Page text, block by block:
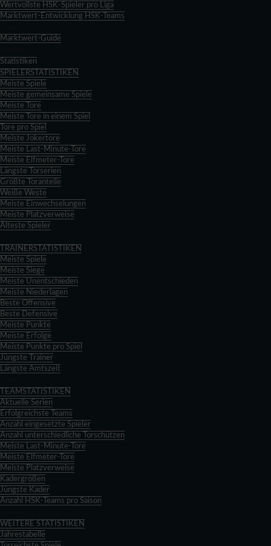
Wertvollste HSK-Spieler pro Liga
Marktwert-Entwicklung HSK-Teams
Marktwert-Guide
Statistiken
SPIELERSTATISTIKEN
Meiste Spiele
Meiste gemeinsame Spiele
Meiste Tore
Meiste Tore in einem Spiel
Tore pro Spiel
Meiste Jokertore
Meiste Last-Minute-Tore
Meiste Elfmeter-Tore
Längste Torserien
Größte Toranteile
Weiße Weste
Meiste Einwechselungen
Meiste Platzverweise
Älteste Spieler
TRAINERSTATISTIKEN
Meiste Spiele
Meiste Siege
Meiste Unentschieden
Meiste Niederlagen
Beste Offensive
Beste Defensive
Meiste Punkte
Meiste Erfolge
Meiste Punkte pro Spiel
Jüngste Trainer
Längste Amtszeit
TEAMSTATISTIKEN
Aktuelle Serien
Erfolgreichste Teams
Anzahl eingesetzte Spieler
Anzahl unterschiedliche Torschützen
Meiste Last-Minute-Tore
Meiste Elfmeter-Tore
Meiste Platzverweise
Kadergrößen
Jüngste Kader
Anzahl HSK-Teams pro Saison
WEITERE STATISTIKEN
Jahrestabelle